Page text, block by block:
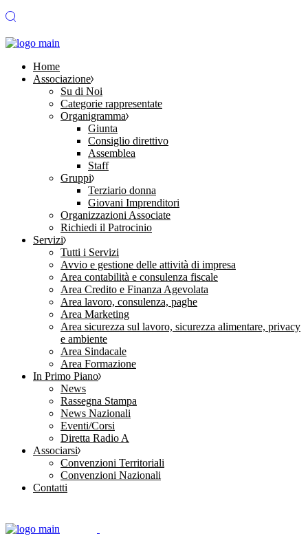
Home
Associazione
Su di Noi
Categorie rappresentate
Organigramma
Giunta
Consiglio direttivo
Assemblea
Staff
Gruppi
Terziario donna
Giovani Imprenditori
Organizzazioni Associate
Richiedi il Patrocinio
Servizi
Tutti i Servizi
Avvio e gestione delle attività di impresa
Area contabilità e consulenza fiscale
Area Credito e Finanza Agevolata
Area lavoro, consulenza, paghe
Area Marketing
Area sicurezza sul lavoro, sicurezza alimentare, privacy
e ambiente
Area Sindacale
Area Formazione
In Primo Piano
News
Rassegna Stampa
News Nazionali
Eventi/Corsi
Diretta Radio A
Associarsi
Convenzioni Territoriali
Convenzioni Nazionali
Contatti